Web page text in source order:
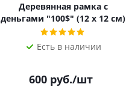
Деревянная рамка с
деньгами "100$" (12 х 12 см)
Есть в наличии
600 руб./шт